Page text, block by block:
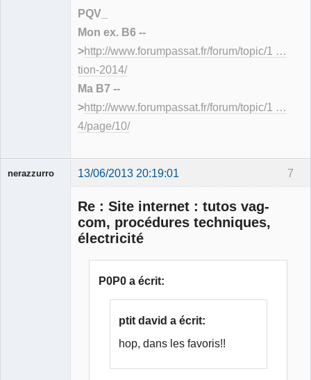
PQV_
Mon ex. B6 --
>http://www.forumpassat.fr/forum/topic/1 …
tion-2014/
Ma B7 --
>http://www.forumpassat.fr/forum/topic/1 …
4/page/10/
7
nerazzurro 13/06/2013 20:19:01
Re : Site internet : tutos vag-
com, procédures techniques,
électricité
P0P0 a écrit:
ptit david a écrit:
hop, dans les favoris!!